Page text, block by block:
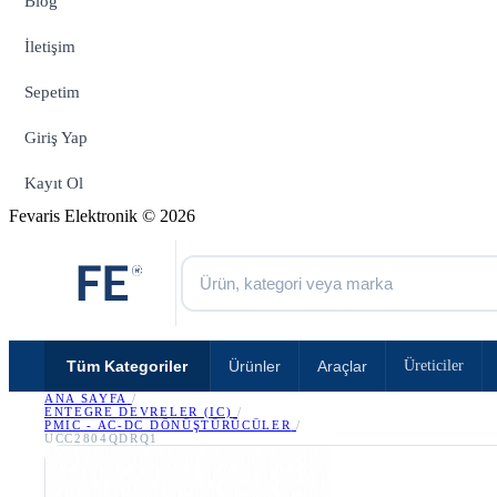
İletişim
Sepetim
Giriş Yap
Kayıt Ol
Fevaris Elektronik © 2026
Tüm Kategoriler Ürünler Araçlar Üreticiler
ANA SAYFA /
ENTEGRE DEVRELER (IC) /
PMIC - AC-DC DÖNÜŞTÜRÜCÜLER /
UCC2804QDRQ1